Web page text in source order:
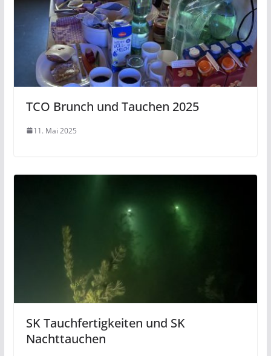
TCO Brunch und Tauchen 2025
11. Mai 2025
SK Tauchfertigkeiten und SK
Nachttauchen